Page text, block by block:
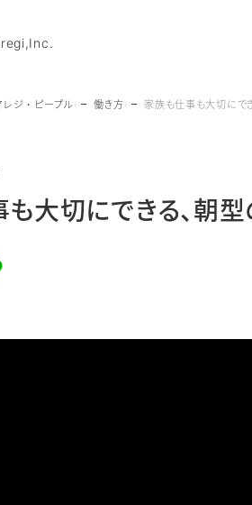
レジ・ピープル 働き方 家族も仕事も大切にで
大切にできる、朝
ア
でシェア